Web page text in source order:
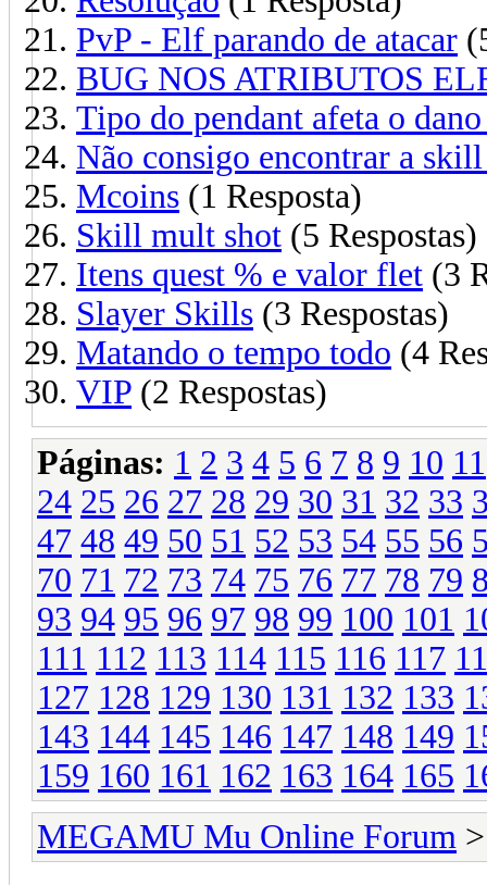
PvP - Elf parando de atacar
BUG NOS ATRIBUTOS
Tipo do pendant afeta o
Não consigo encontrar a
Mcoins (1 Resposta)
Skill mult shot (5 Respostas)
Itens quest % e valor flet (3
Slayer Skills (3 Respostas)
Matando o tempo todo (4
VIP (2 Respostas)
Páginas: 1 2 3 4 5 6 7 8 9 10 11
24 25 26 27 28 29 30 31 32 33
47 48 49 50 51 52 53 54 55 56
70 71 72 73 74 75 76 77 78 79
93 94 95 96 97 98 99 100 101
111 112 113 114 115 116 117
127 128 129 130 131 132 133
143 144 145 146 147 148 149
159 160 161 162 163 164 165
MEGAMU Mu Online Forum